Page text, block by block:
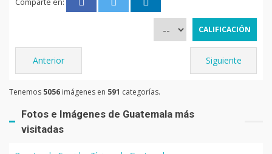
Anterior Siguiente
Tenemos 5056 imágenes en 591 categorías.
Fotos e Imágenes de Guatemala más
visitadas